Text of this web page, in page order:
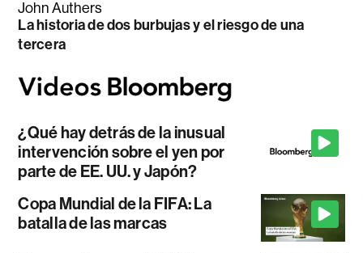
John Authers
La historia de dos burbujas y el riesgo de una
tercera
¿Qué hay detrás de la inusual
intervención sobre el yen por
parte de EE. UU. y Japón?
Copa Mundial de la FIFA: La
batalla de las marcas